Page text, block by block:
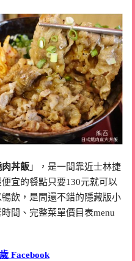
丼飯 」，是一間靠近士林捷
宜的餐點只要130元就可以
飲，是間還不錯的隱藏版小
間、完整菜單價目表menu
Facebook